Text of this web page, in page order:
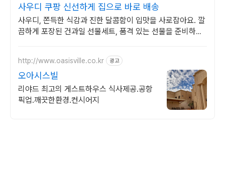
사우디 쿠팡 신선하게 집으로 바로 배송
사우디, 쫀득한 식감과 진한 달콤함이 입맛을 사로잡아요. 깔
끔하게 포장된 건과일 선물세트, 품격 있는 선물을 준비하세
http://www.oasisville.co.kr 광고
오아시스빌
리야드 최고의 게스트하우스 식사제공.공항
픽업.깨끗한환경.컨시어지